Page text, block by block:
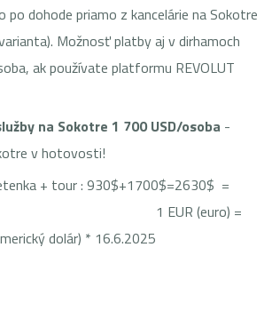
po dohode priamo z kancelárie na Sokotre
Možnosť platby aj v dirhamoch
ak používate platformu REVOLUT
na Sokotre 1 700 USD/osoba -
v hotovosti!
+ tour : 930$+1700$=2630$ =
1 EUR (euro) =
dolár) * 16.6.2025